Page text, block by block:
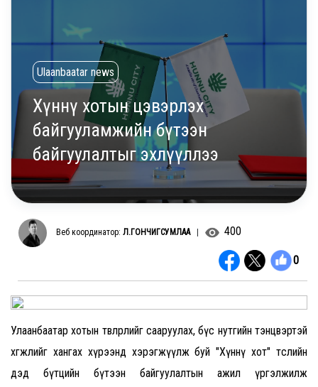
Ulaanbaatar news
Хүннү хотын цэвэрлэх
байгууламжийн бүтээн
байгуулалтыг эхлүүллээ
Веб координатор: Л.ГОНЧИГСУМЛАА| 400
0
Улаанбаатар хотын төвлөрлийг сааруулах, бүс нутгийн тэнцвэртэй
хөгжлийг хангах хүрээнд хэрэгжүүлж буй "Хүннү хот" төслийн
дэд бүтцийн бүтээн байгуулалтын ажил үргэлжилж